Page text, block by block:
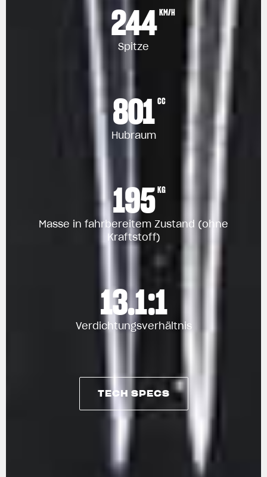
View now →
244 KM/H
Spitze
801 CC
Hubraum
195 KG
Masse in fahrbereitem Zustand (ohne
Kraftstoff)
13.1:1
Verdichtungsverhältnis
TECH SPECS